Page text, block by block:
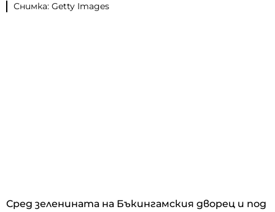
Снимка: Getty Images
Сред зеленината на Бъкингамския дворец и под